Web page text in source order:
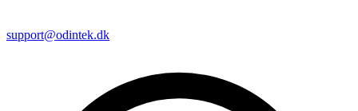
support@odintek.dk